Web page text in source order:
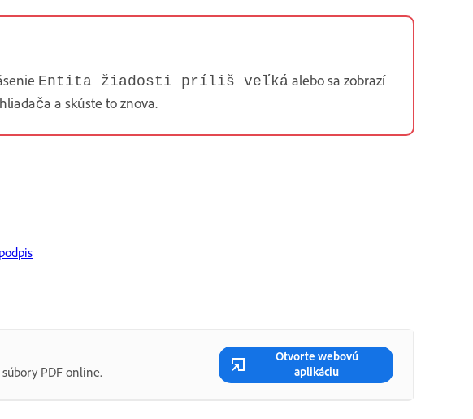
Entita žiadosti príliš veľká alebo sa zobrazí
a skúste to znova.
PDF online.
Otvorte webovú
aplikáciu